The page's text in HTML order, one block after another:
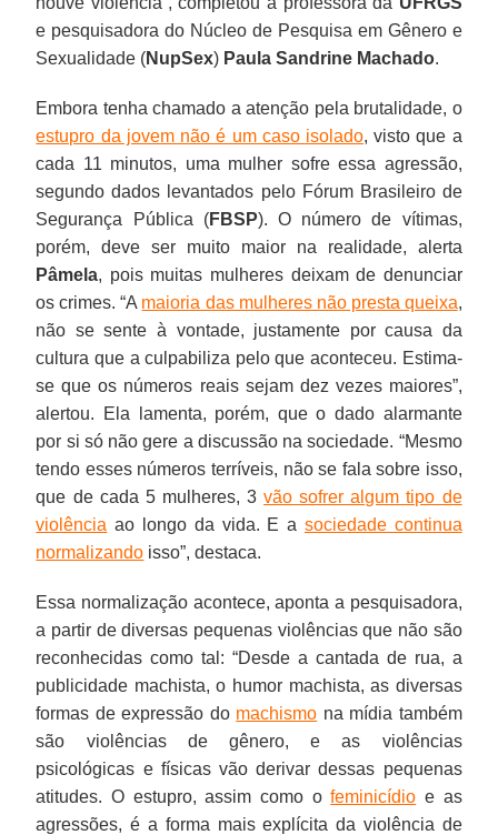
e pesquisadora do Núcleo de Pesquisa em Gênero e
Sexualidade (NupSex) Paula Sandrine Machado.
Embora tenha chamado a atenção pela brutalidade, o
estupro da jovem não é um caso isolado, visto que a
cada 11 minutos, uma mulher sofre essa agressão,
segundo dados levantados pelo Fórum Brasileiro de
Segurança Pública (FBSP). O número de vítimas,
porém, deve ser muito maior na realidade, alerta
Pâmela, pois muitas mulheres deixam de denunciar
os crimes. “A maioria das mulheres não presta queixa,
não se sente à vontade, justamente por causa da
cultura que a culpabiliza pelo que aconteceu. Estima-
se que os números reais sejam dez vezes maiores”,
alertou. Ela lamenta, porém, que o dado alarmante
por si só não gere a discussão na sociedade. “Mesmo
tendo esses números terríveis, não se fala sobre isso,
que de cada 5 mulheres, 3vão sofrer algum tipo de
violência ao longo da vida. E a sociedade continua
normalizando isso”, destaca.
Essa normalização acontece, aponta a pesquisadora,
a partir de diversas pequenas violências que não são
reconhecidas como tal: “Desde a cantada de rua, a
publicidade machista, o humor machista, as diversas
formas de expressão do machismo na mídia também
são violências de gênero, e as violências
psicológicas e físicas vão derivar dessas pequenas
atitudes. O estupro, assim como ofeminicídio e as
agressões, é a forma mais explícita da violência de